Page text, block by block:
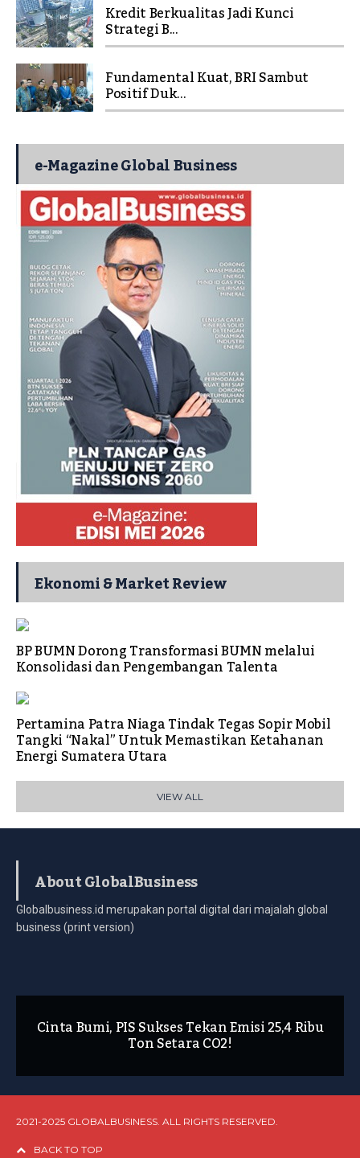
Kredit Berkualitas Jadi Kunci
Strategi B...
Fundamental Kuat, BRI Sambut
Positif Duk...
e-Magazine Global Business
Ekonomi & Market Review
BP BUMN Dorong Transformasi BUMN melalui
Konsolidasi dan Pengembangan Talenta
Pertamina Patra Niaga Tindak Tegas Sopir Mobil
Tangki “Nakal” Untuk Memastikan Ketahanan
Energi Sumatera Utara
VIEW ALL
About GlobalBusiness
Globalbusiness.id merupakan portal digital dari majalah global
business (print version)
Cinta Bumi, PIS Sukses Tekan Emisi 25,4 Ribu
Ton Setara CO2!
2021-2025 GLOBALBUSINESS. ALL RIGHTS RESERVED.
BACK TO TOP